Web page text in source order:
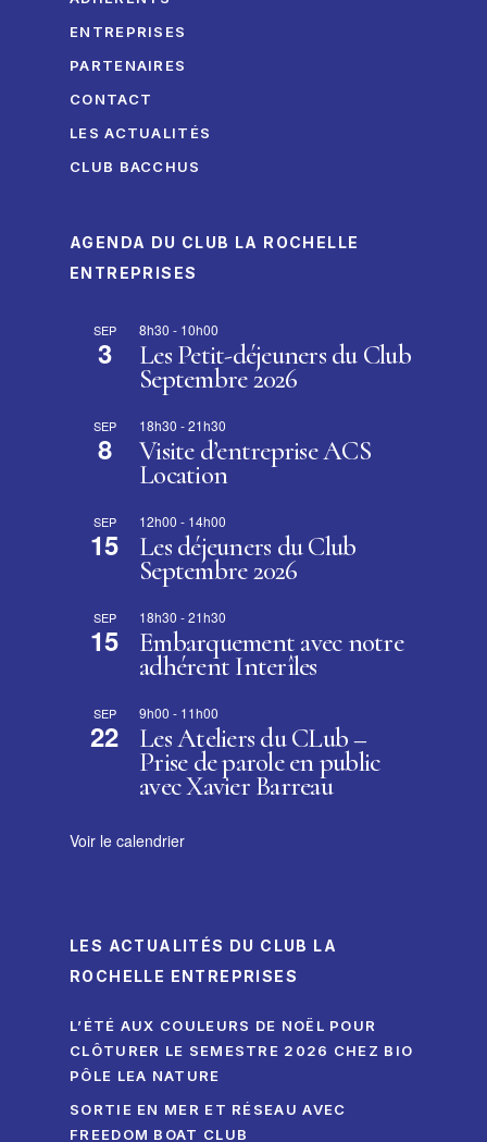
ENTREPRISES
PARTENAIRES
CONTACT
LES ACTUALITÉS
CLUB BACCHUS
AGENDA DU CLUB LA ROCHELLE
ENTREPRISES
SEP
3
8h30 - 10h00
Les Petit-déjeuners du Club
Septembre 2026
SEP
8
18h30 -21h30
Visite d’entreprise ACS
Location
SEP
15
12h00 - 14h00
Les déjeuners du Club
Septembre 2026
SEP
15
18h30 -21h30
Embarquement avec notre
adhérent Interîles
SEP
22
9h00 - 11h00
Les Ateliers du CLub –
Prise de parole en public
avec Xavier Barreau
Voir le calendrier
LES ACTUALITÉS DU CLUB LA
ROCHELLE ENTREPRISES
L’ÉTÉ AUX COULEURS DE NOËL POUR
CLÔTURER LE SEMESTRE 2026 CHEZ BIO
PÔLE LEA NATURE
SORTIE EN MER ET RÉSEAU AVEC
FREEDOM BOAT CLUB